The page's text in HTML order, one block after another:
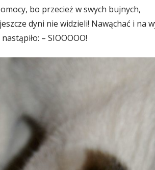
bo przecież w swych bujnych,
dyni nie widzieli! Nawąchać i na
– SIOOOOO!